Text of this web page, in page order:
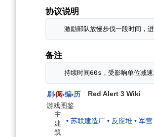
协议说明
备注
刷•阅•编•历
Red Alert 3 Wiki
游戏图鉴
主
建
筑
• 苏联建造厂 • 反应堆 • 军营